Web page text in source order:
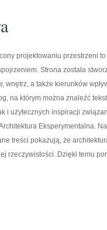
projektowaniu przestrzeni
Strona została
wnętrz, a także kierunków
na którym można znaleźć
i użytecznych inspiracji
Eksperymentalna.
treści pokazują, że
rzeczywistości. Dzięki temu